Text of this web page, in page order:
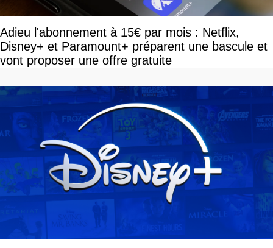
Adieu l'abonnement à 15€ par mois : Netflix,
Disney+ et Paramount+ préparent une bascule et
vont proposer une offre gratuite